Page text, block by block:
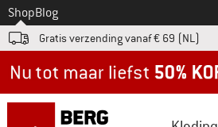
Naar
ShopBlog
Gratis verzending vanaf € 69 (NL)